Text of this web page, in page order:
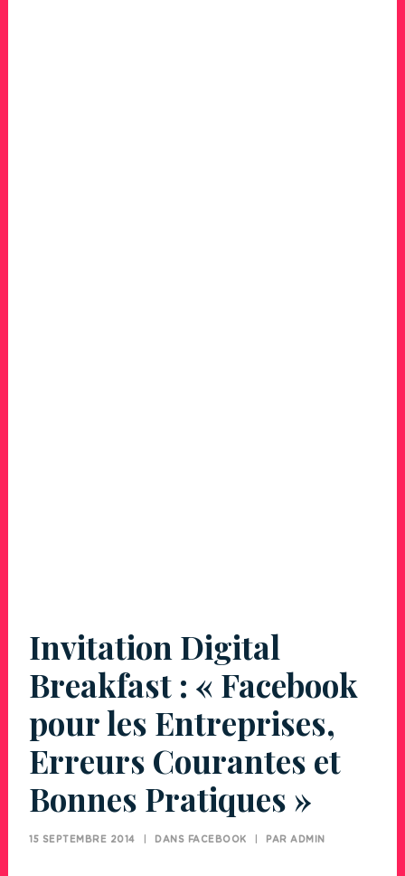
Invitation Digital
Breakfast : « Facebook
pour les Entreprises,
Erreurs Courantes et
Bonnes Pratiques »
15 SEPTEMBRE 2014 DANS FACEBOOK PAR ADMIN